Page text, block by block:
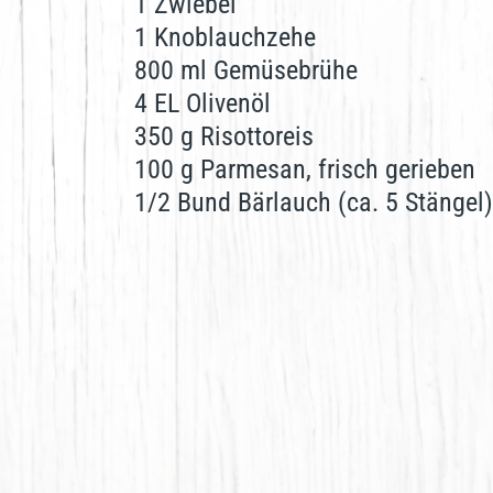
1 Knoblauchzehe
800 ml Gemüsebrühe
4 EL Olivenöl
350 g Risottoreis
100 g Parmesan, frisch gerieben
1/2 Bund Bärlauch (ca. 5 Stängel)